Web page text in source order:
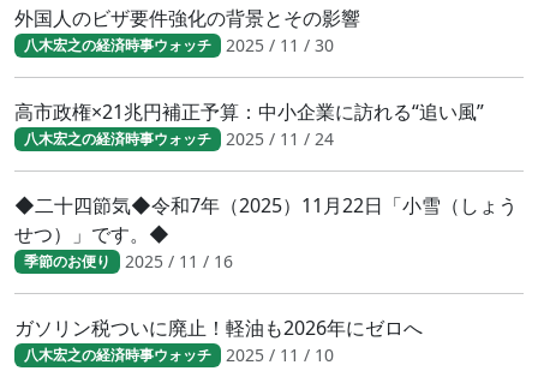
外国人のビザ要件強化の背景とその影響
八木宏之の経済時事ウォッチ 2025 / 11 / 30
高市政権×21兆円補正予算：中小企業に訪れる“追い風”
八木宏之の経済時事ウォッチ 2025 / 11 / 24
◆二十四節気◆令和7年（2025）11月22日「小雪（しょう
せつ）」です。◆
季節のお便り 2025 / 11 / 16
ガソリン税ついに廃止！軽油も2026年にゼロへ
八木宏之の経済時事ウォッチ 2025 / 11 / 10